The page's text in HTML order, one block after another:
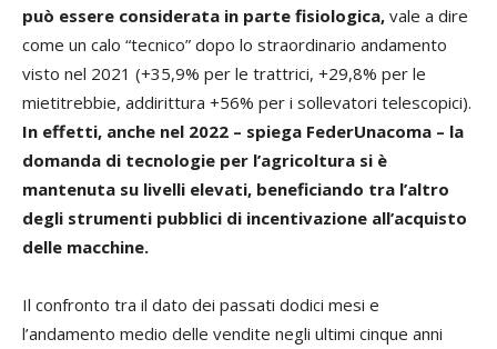
può essere considerata in parte fisiologica, vale a dire
come un calo “tecnico” dopo lo straordinario andamento
visto nel 2021 (+35,9% per le trattrici, +29,8% per le
mietitrebbie, addirittura +56% per i sollevatori telescopici).
In effetti, anche nel 2022 – spiega FederUnacoma – la
domanda di tecnologie per l’agricoltura si è
mantenuta su livelli elevati, beneficiando tra l’altro
degli strumenti pubblici di incentivazione all’acquisto
delle macchine.
Il confronto tra il dato dei passati dodici mesi e
l’andamento medio delle vendite negli ultimi cinque anni